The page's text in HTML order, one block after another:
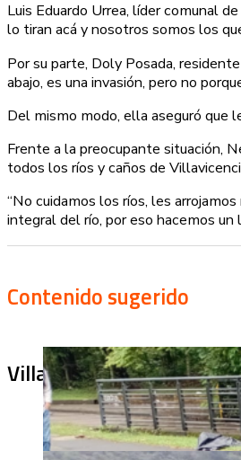
Luis Eduardo Urrea, líder comunal
lo tiran acá y nosotros somos los
Por su parte, Doly Posada,
abajo, es una invasión, pero no
Del mismo modo, ella aseguró que
Frente a la preocupante situación,
todos los ríos y caños de
“No cuidamos los ríos, les
integral del río, por eso hacemos un
Contenido sugerido
Villa Julia no puede